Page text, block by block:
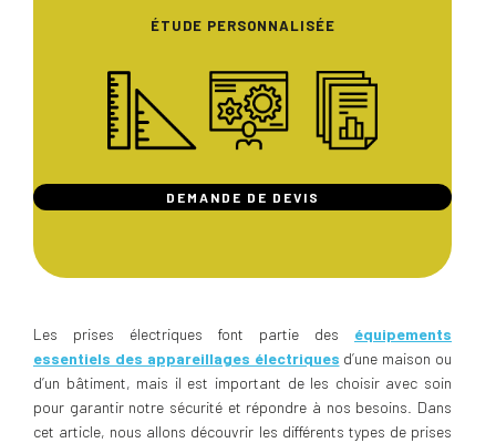
ÉTUDE PERSONNALISÉE
DEMANDE DE DEVIS
Les prises électriques font partie des équipements
essentiels des appareillages électriques d’une maison ou
d’un bâtiment, mais il est important de les choisir avec soin
pour garantir notre sécurité et répondre à nos besoins. Dans
cet article, nous allons découvrir les différents types de prises